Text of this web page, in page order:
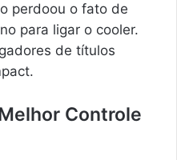
perdoou o fato de
para ligar o cooler.
de títulos
Controle